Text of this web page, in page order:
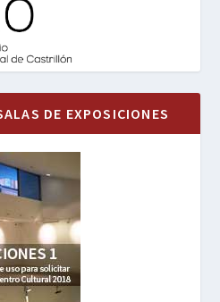
DE EXPOSICIONES